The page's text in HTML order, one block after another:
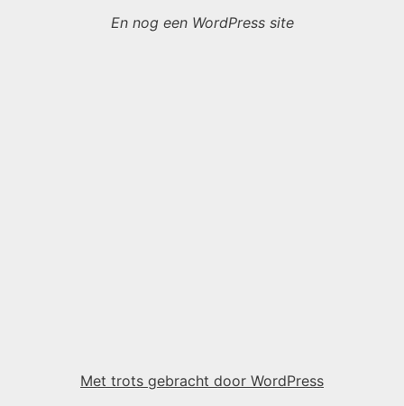
En nog een WordPress site
Met trots gebracht door WordPress